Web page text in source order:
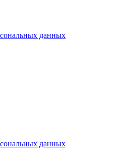
данных
данных